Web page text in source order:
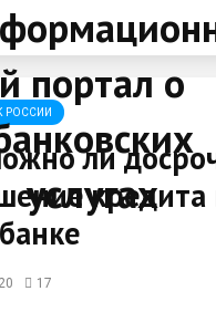
РОССИИ
ли
кредита
17